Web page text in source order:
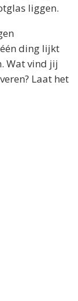
liggen.
ding lijkt
Wat vind jij
Laat het